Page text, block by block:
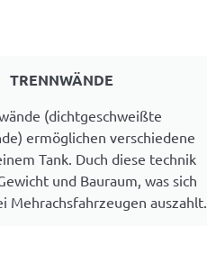
TRENNWÄNDE
(dichtgeschweißte
ermöglichen verschiedene
Tank. Duch diese technik
und Bauraum, was sich
Mehrachsfahrzeugen auszahlt.